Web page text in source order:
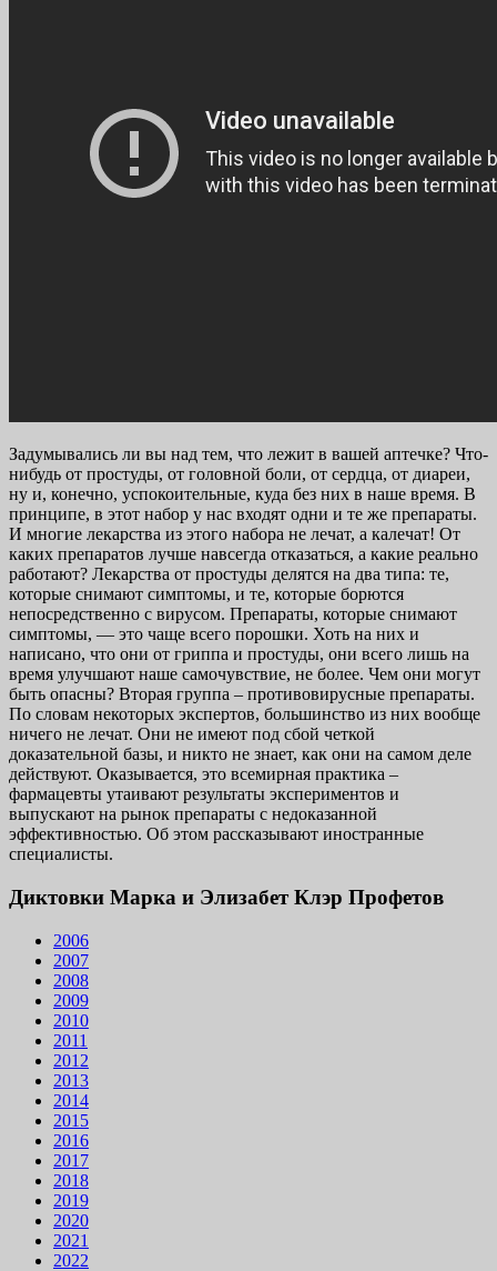
Задумывались ли вы над тем, что лежит в вашей аптечке? Что-
нибудь от простуды, от головной боли, от сердца, от диареи,
ну и, конечно, успокоительные, куда без них в наше время. В
принципе, в этот набор у нас входят одни и те же препараты.
И многие лекарства из этого набора не лечат, а калечат! От
каких препаратов лучше навсегда отказаться, а какие реально
работают? Лекарства от простуды делятся на два типа: те,
которые снимают симптомы, и те, которые борются
непосредственно с вирусом. Препараты, которые снимают
симптомы, — это чаще всего порошки. Хоть на них и
написано, что они от гриппа и простуды, они всего лишь на
время улучшают наше самочувствие, не более. Чем они могут
быть опасны? Вторая группа – противовирусные препараты.
По словам некоторых экспертов, большинство из них вообще
ничего не лечат. Они не имеют под сбой четкой
доказательной базы, и никто не знает, как они на самом деле
действуют. Оказывается, это всемирная практика –
фармацевты утаивают результаты экспериментов и
выпускают на рынок препараты с недоказанной
эффективностью. Об этом рассказывают иностранные
специалисты.
Диктовки Марка и Элизабет Клэр Профетов
2006
2007
2008
2009
2010
2011
2012
2013
2014
2015
2016
2017
2018
2019
2020
2021
2022